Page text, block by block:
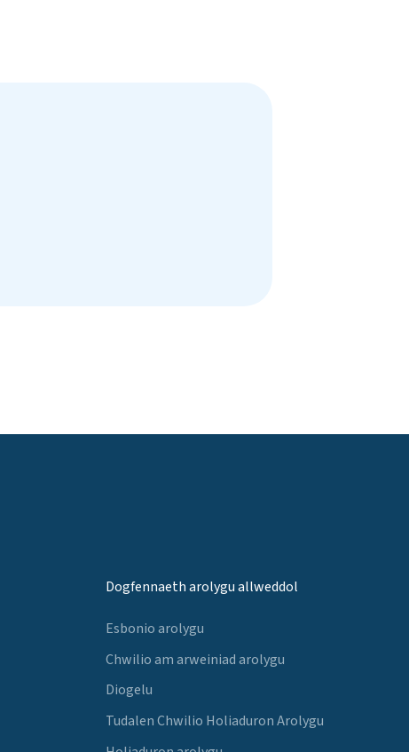
Dogfennaeth arolygu allweddol
Esbonio arolygu
Chwilio am arweiniad arolygu
Diogelu
Tudalen Chwilio Holiaduron Arolygu